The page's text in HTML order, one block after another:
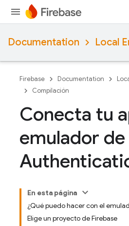
Documentation Local
Firebase Documentation
Compilación
Conecta tu
emulador de
En esta página
¿Qué puedo hacer con el
Elige un proyecto de Firebase